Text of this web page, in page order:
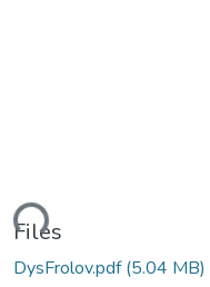
Loading...
Files
DysFrolov.pdf(5.04 MB)